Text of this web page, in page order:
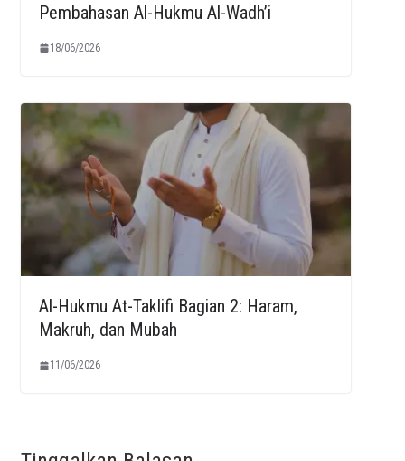
Pembahasan Al-Hukmu Al-Wadh’i
18/06/2026
Al-Hukmu At-Taklifi Bagian 2: Haram,
Makruh, dan Mubah
11/06/2026